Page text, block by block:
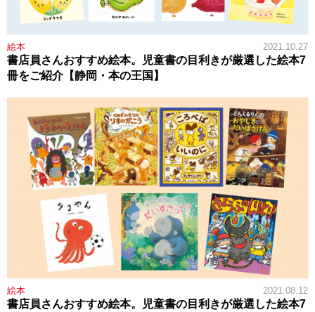
絵本 2021.10.27
書店員さんおすすめ絵本。児童書の目利きが厳選した絵本7
冊をご紹介【静岡・本の王国】
絵本 2021.08.12
書店員さんおすすめ絵本。児童書の目利きが厳選した絵本7